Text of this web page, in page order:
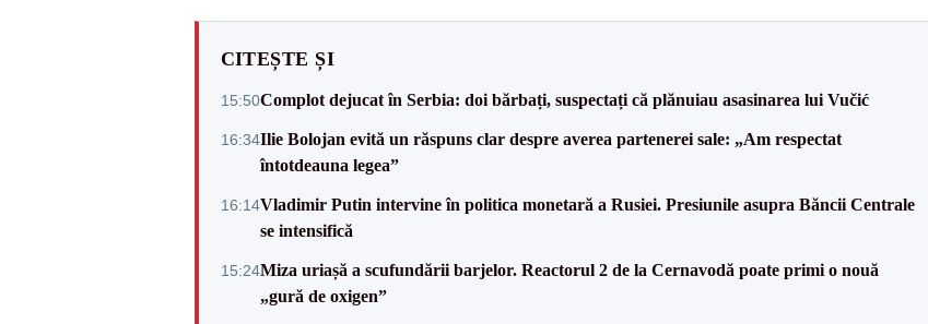
CITEȘTE ȘI
15:50Complot dejucat în Serbia: doi bărbați, suspectați că plănuiau asasinarea lui Vučić
16:34Ilie Bolojan evită un răspuns clar despre averea partenerei sale: „Am respectat
întotdeauna legea”
16:14Vladimir Putin intervine în politica monetară a Rusiei. Presiunile asupra Băncii Centrale
se intensifică
15:24Miza uriașă a scufundării barjelor. Reactorul 2 de la Cernavodă poate primi o nouă
„gură de oxigen”